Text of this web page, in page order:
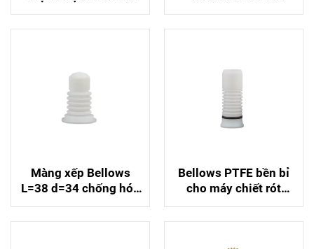
hóa chất cho van chiết
Innofill DVD
Innofill DRV-VF
Màng xếp Bellows
L=38 d=34 chống hóa
chất, độ bền cao
Bellows PTFE bền bỉ
cho máy chiết rót
Krones